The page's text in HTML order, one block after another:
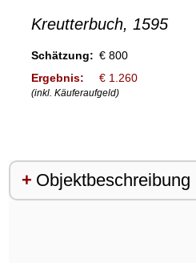
Kreutterbuch, 1595
Schätzung: € 800
Ergebnis:
€ 1.260
(inkl. Käuferaufgeld)
Objektbeschreibung